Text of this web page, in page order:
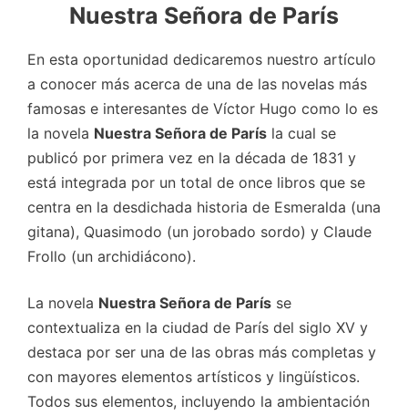
Nuestra Señora de París
En esta oportunidad dedicaremos nuestro artículo
a conocer más acerca de una de las novelas más
famosas e interesantes de Víctor Hugo como lo es
la novela Nuestra Señora de París la cual se
publicó por primera vez en la década de 1831 y
está integrada por un total de once libros que se
centra en la desdichada historia de Esmeralda (una
gitana), Quasimodo (un jorobado sordo) y Claude
Frollo (un archidiácono).
La novela Nuestra Señora de París se
contextualiza en la ciudad de París del siglo XV y
destaca por ser una de las obras más completas y
con mayores elementos artísticos y lingüísticos.
Todos sus elementos, incluyendo la ambientación